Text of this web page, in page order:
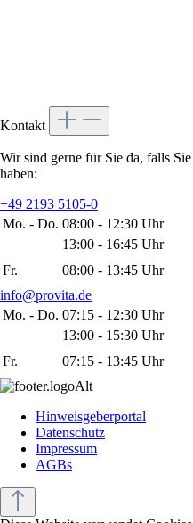
Kontakt
Wir sind gerne für Sie da, falls
haben:
+49 2193 5105-0
Mo. - Do. 08:00 - 12:30 Uhr
13:00 - 16:45 Uhr
Fr.
08:00 - 13:45 Uhr
info@provita.de
Mo. - Do. 07:15 - 12:30 Uhr
13:00 - 15:30 Uhr
Fr.
07:15 - 13:45 Uhr
Hinweisgeberportal
Datenschutz
Impressum
AGBs